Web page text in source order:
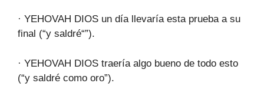
· YEHOVAH DIOS un día llevaría esta prueba a su
final (“y saldré“”).
· YEHOVAH DIOS traería algo bueno de todo esto
(“y saldré como oro”).